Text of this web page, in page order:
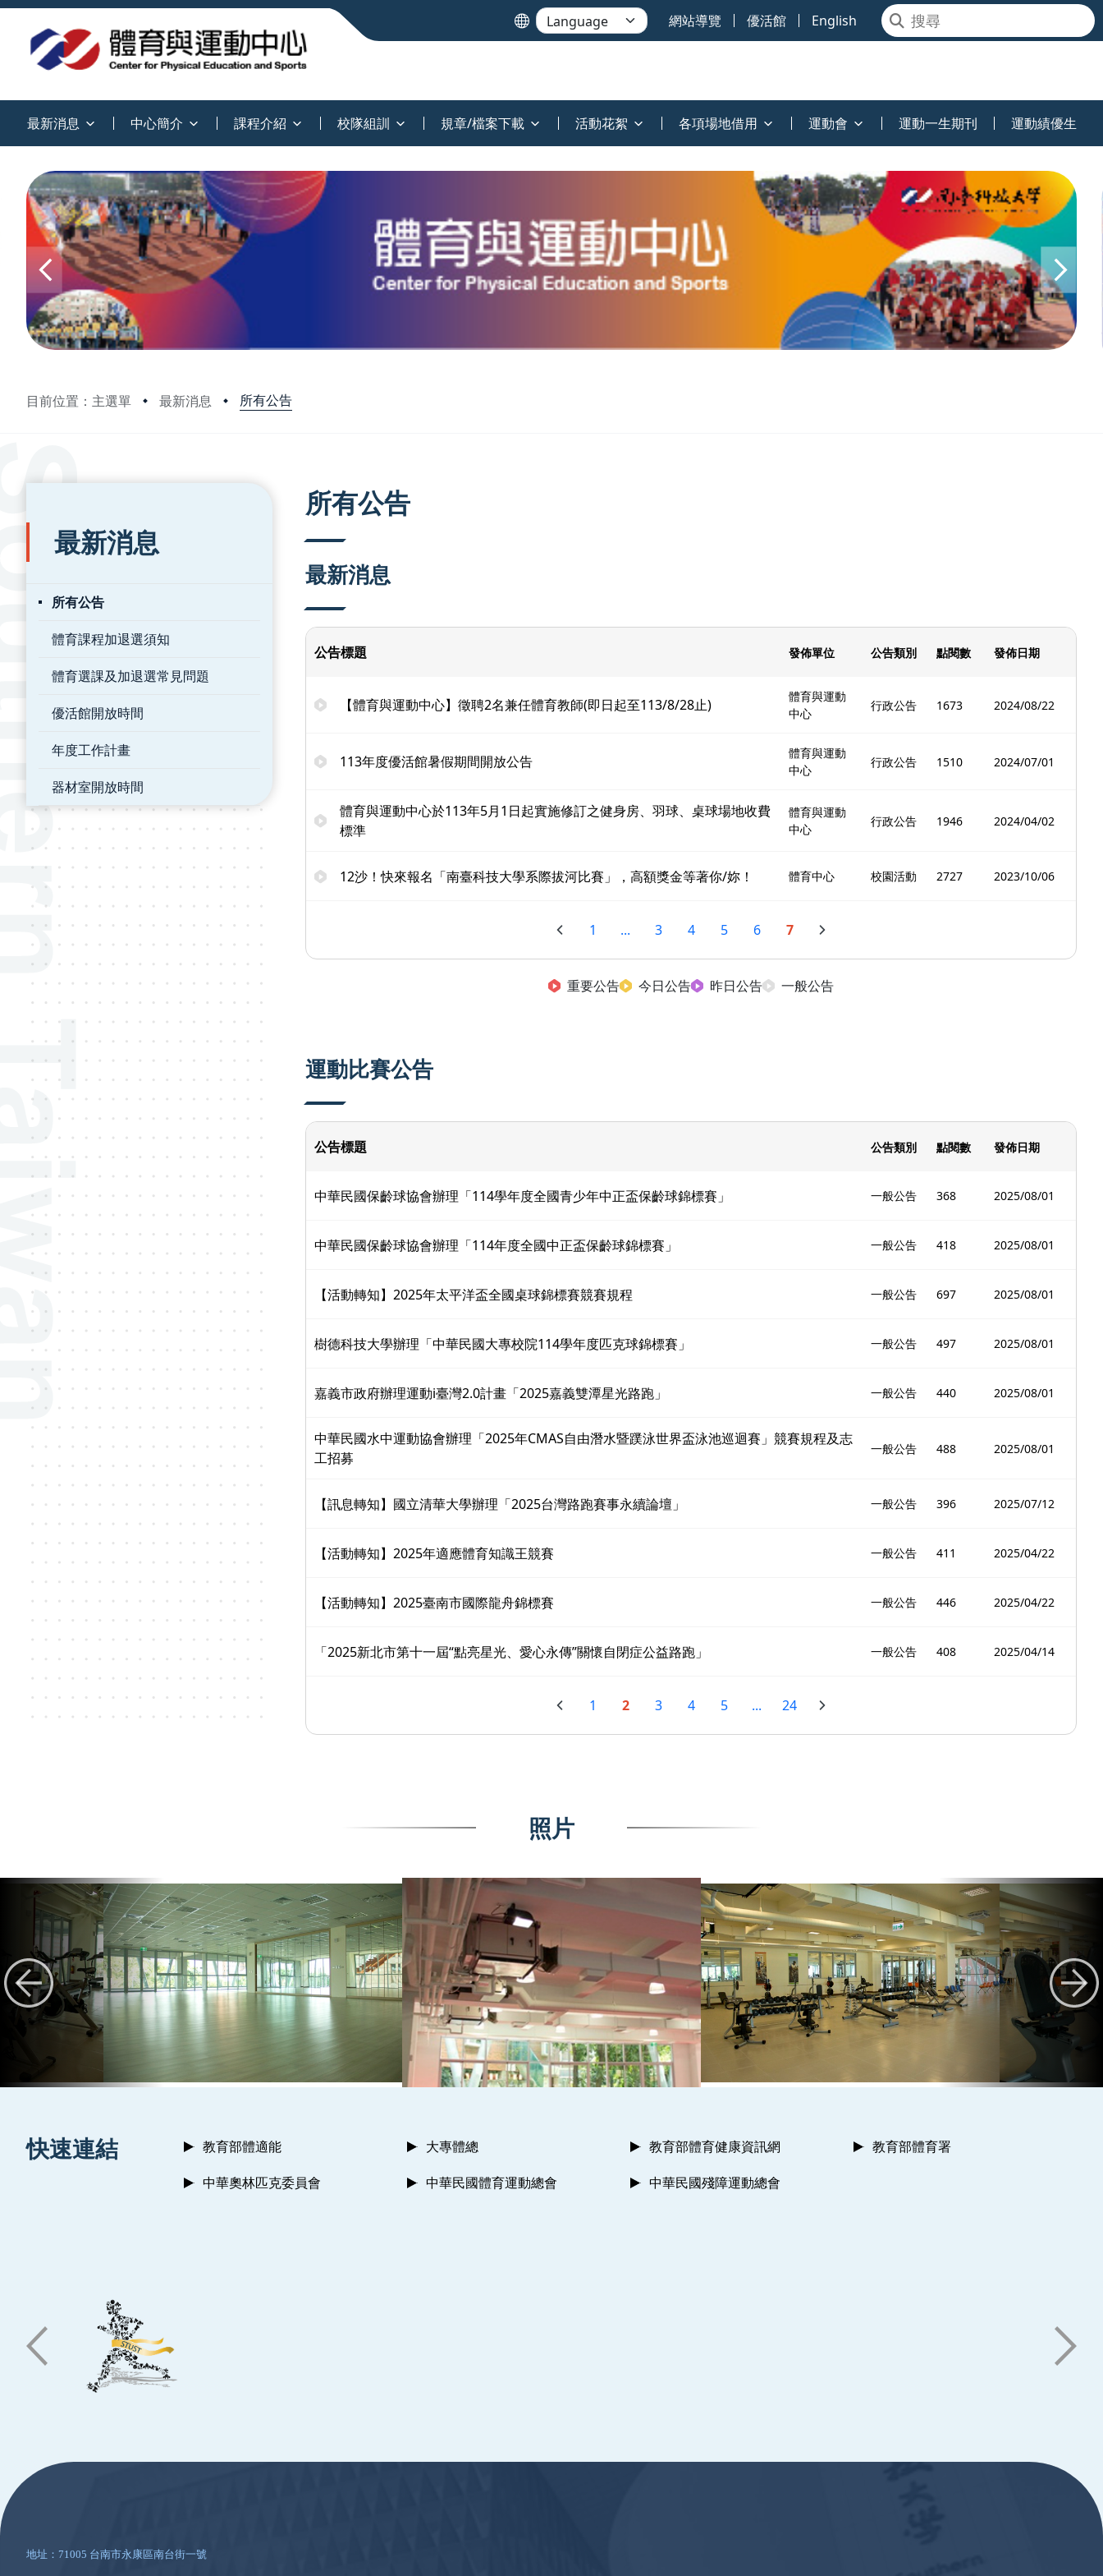
網站導覽 優活館 English
最新消息 中心簡介 課程介紹 校隊組訓 規章/檔案下載 活動花絮 各項場地借用 運動會 運動一生期刊 運動績優生
目前位置：主選單 最新消息 所有公告
:::
最新消息
所有公告
體育課程加退選須知
體育選課及加退選常見問題
優活館開放時間
年度工作計畫
器材室開放時間
所有公告
最新消息
公告標題 發佈單位 公告類別 點閱數 發佈日期
【體育與運動中心】徵聘2名兼任體育教師(即日起至113/8/28止)
體育與運動
中心
行政公告 1673 2024/08/22
113年度優活館暑假期間開放公告
體育與運動
中心
行政公告 1510 2024/07/01
體育與運動中心於113年5月1日起實施修訂之健身房、羽球、桌球場地收費
標準
體育與運動
中心
行政公告 1946 2024/04/02
12沙！快來報名「南臺科技大學系際拔河比賽」，高額獎金等著你/妳！ 體育中心 校園活動 2727 2023/10/06
1 ... 3 4 5 6 7
重要公告 今日公告 昨日公告 一般公告
運動比賽公告
公告標題 公告類別 點閱數 發佈日期
中華民國保齡球協會辦理「114學年度全國青少年中正盃保齡球錦標賽」 一般公告 368 2025/08/01
中華民國保齡球協會辦理「114年度全國中正盃保齡球錦標賽」 一般公告 418 2025/08/01
【活動轉知】2025年太平洋盃全國桌球錦標賽競賽規程 一般公告 697 2025/08/01
樹德科技大學辦理「中華民國大專校院114學年度匹克球錦標賽」 一般公告 497 2025/08/01
嘉義市政府辦理運動i臺灣2.0計畫「2025嘉義雙潭星光路跑」 一般公告 440 2025/08/01
中華民國水中運動協會辦理「2025年CMAS自由潛水暨蹼泳世界盃泳池巡迴賽」競賽規程及志
工招募
一般公告 488 2025/08/01
【訊息轉知】國立清華大學辦理「2025台灣路跑賽事永續論壇」 一般公告 396 2025/07/12
【活動轉知】2025年適應體育知識王競賽 一般公告 411 2025/04/22
【活動轉知】2025臺南市國際龍舟錦標賽 一般公告 446 2025/04/22
「2025新北市第十一屆“點亮星光、愛心永傳”關懷自閉症公益路跑」 一般公告 408 2025/04/14
1 2 3 4 5 ... 24
照片
快速連結 教育部體適能 大專體總 教育部體育健康資訊網
教育部體育署
中華奧林匹克委員會
中華民國體育運動總會 中華民國殘障運動總會
地址：71005 台南市永康區南台街一號